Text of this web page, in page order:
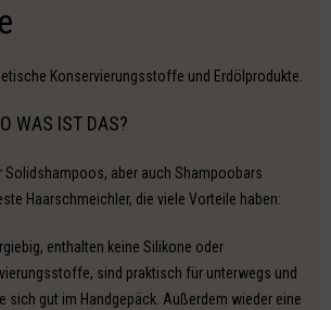
Konservierungsstoffe und Erdölprodukte.
WAS IST DAS?
Solidshampoos, aber auch Shampoobars
Haarschmeichler, die viele Vorteile haben:
enthalten keine Silikone oder
sind praktisch für unterwegs und
sich gut im Handgepäck. Außerdem wieder eine